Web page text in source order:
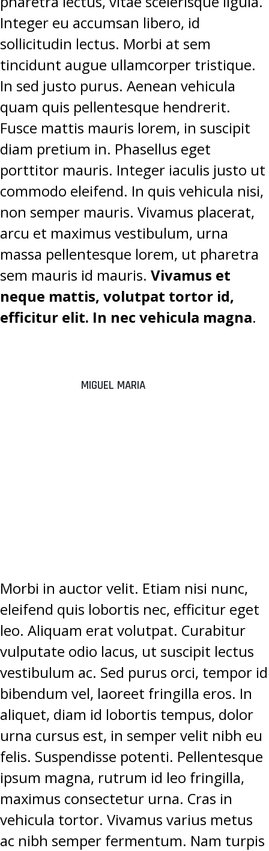
Integer eu accumsan libero, id
sollicitudin lectus. Morbi at sem
tincidunt augue ullamcorper tristique.
In sed justo purus. Aenean vehicula
quam quis pellentesque hendrerit.
Fusce mattis mauris lorem, in suscipit
diam pretium in. Phasellus eget
porttitor mauris. Integer iaculis justo ut
commodo eleifend. In quis vehicula nisi,
non semper mauris. Vivamus placerat,
arcu et maximus vestibulum, urna
massa pellentesque lorem, ut pharetra
sem mauris id mauris. Vivamus et
neque mattis, volutpat tortor id,
efficitur elit. In nec vehicula magna.
MIGUEL MARIA
Morbi in auctor velit. Etiam nisi nunc,
eleifend quis lobortis nec, efficitur eget
leo. Aliquam erat volutpat. Curabitur
vulputate odio lacus, ut suscipit lectus
vestibulum ac. Sed purus orci, tempor id
bibendum vel, laoreet fringilla eros. In
aliquet, diam id lobortis tempus, dolor
urna cursus est, in semper velit nibh eu
felis. Suspendisse potenti. Pellentesque
ipsum magna, rutrum id leo fringilla,
maximus consectetur urna. Cras in
vehicula tortor. Vivamus varius metus
ac nibh semper fermentum. Nam turpis